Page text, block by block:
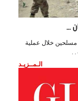
خلال عملية
.
الـمــزيـد